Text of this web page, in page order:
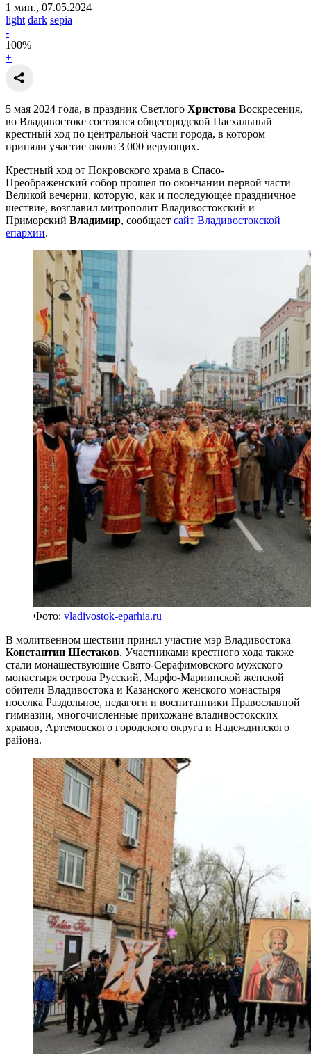
1 мин., 07.05.2024
light dark sepia
-
100%
+
5 мая 2024 года, в праздник Светлого Христова Воскресения,
во Владивостоке состоялся общегородской Пасхальный
крестный ход по центральной части города, в котором
приняли участие около 3 000 верующих.
Крестный ход от Покровского храма в Спасо-
Преображенский собор прошел по окончании первой части
Великой вечерни, которую, как и последующее праздничное
шествие, возглавил митрополит Владивостокский и
Приморский Владимир, сообщает сайт Владивостокской
епархии.
Фото: vladivostok-eparhia.ru
В молитвенном шествии принял участие мэр Владивостока
Константин Шестаков. Участниками крестного хода также
стали монашествующие Свято-Серафимовского мужского
монастыря острова Русский, Марфо-Мариинской женской
обители Владивостока и Казанского женского монастыря
поселка Раздольное, педагоги и воспитанники Православной
гимназии, многочисленные прихожане владивостокских
храмов, Артемовского городского округа и Надеждинского
района.